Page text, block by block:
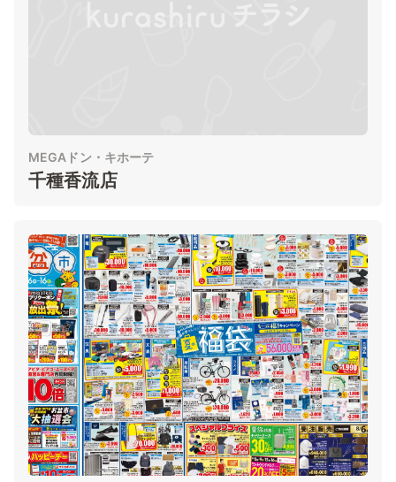
MEGAドン・キホーテ
千種香流店